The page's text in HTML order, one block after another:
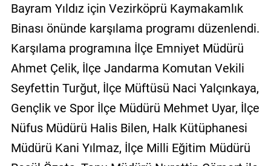
Bayram Yıldız için Vezirköprü Kaymakamlık
Binası önünde karşılama programı düzenlendi.
Karşılama programına İlçe Emniyet Müdürü
Ahmet Çelik, İlçe Jandarma Komutan Vekili
Seyfettin Turğut, İlçe Müftüsü Naci Yalçınkaya,
Gençlik ve Spor İlçe Müdürü Mehmet Uyar, İlçe
Nüfus Müdürü Halis Bilen, Halk Kütüphanesi
Müdürü Kani Yılmaz, İlçe Milli Eğitim Müdürü